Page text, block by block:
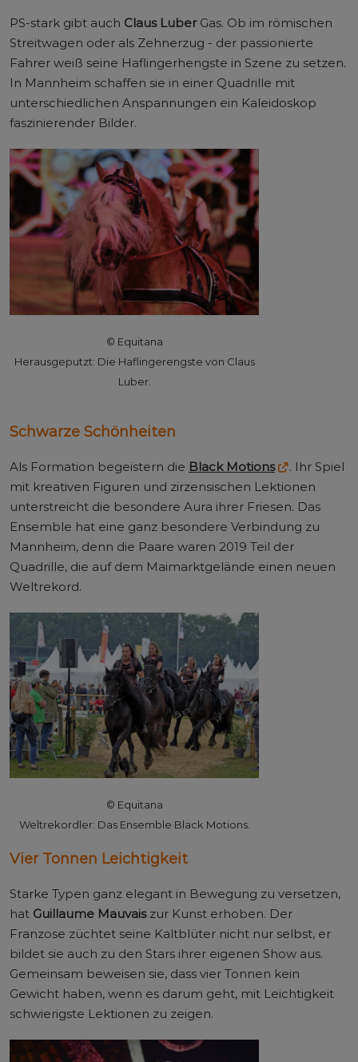
PS-stark gibt auch Claus LuberGas. Ob im römischen
Streitwagen oder als Zehnerzug - der passionierte
Fahrer weiß seine Haflingerhengste in Szene zu setzen.
In Mannheim schaffen sie in einer Quadrille mit
unterschiedlichen Anspannungen ein Kaleidoskop
faszinierender Bilder.
© Equitana
Herausgeputzt: Die Haflingerengste von Claus
Luber.
Schwarze Schönheiten
Als Formation begeistern die Black Motions
. Ihr Spiel
mit kreativen Figuren und zirzensischen Lektionen
unterstreicht die besondere Aura ihrer Friesen. Das
Ensemble hat eine ganz besondere Verbindung zu
Mannheim, denn die Paare waren 2019 Teil der
Quadrille, die auf dem Maimarktgelände einen neuen
Weltrekord.
© Equitana
Weltrekordler: Das Ensemble Black Motions.
Vier Tonnen Leichtigkeit
Starke Typen ganz elegant in Bewegung zu versetzen,
hat Guillaume Mauvaiszur Kunst erhoben. Der
Franzose züchtet seine Kaltblüter nicht nur selbst, er
bildet sie auch zu den Stars ihrer eigenen Show aus.
Gemeinsam beweisen sie, dass vier Tonnen kein
Gewicht haben, wenn es darum geht, mit Leichtigkeit
schwierigste Lektionen zu zeigen.